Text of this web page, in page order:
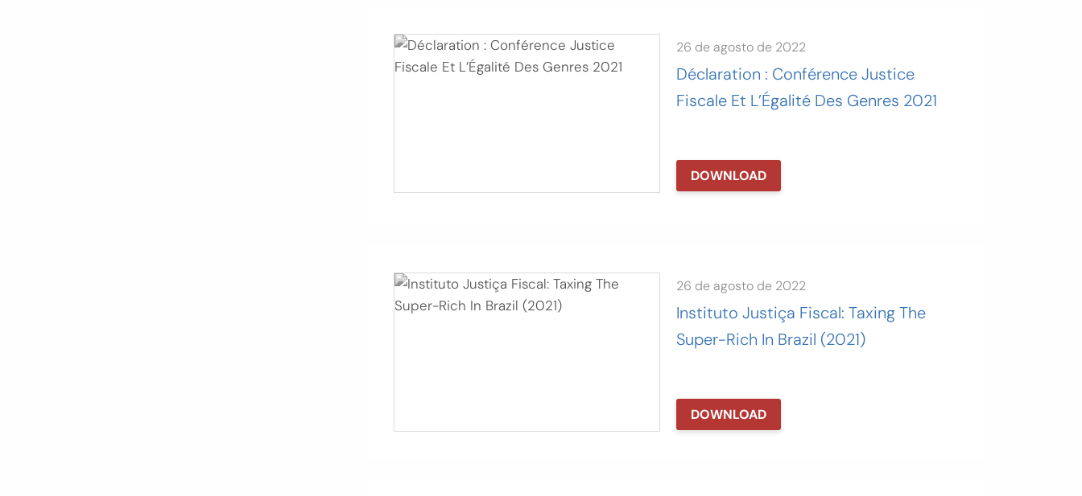
26 de agosto de 2022
Déclaration : Conférence Justice
Fiscale Et L’Égalité Des Genres 2021
DOWNLOAD
26 de agosto de 2022
Instituto Justiça Fiscal: Taxing The
Super-Rich In Brazil (2021)
DOWNLOAD